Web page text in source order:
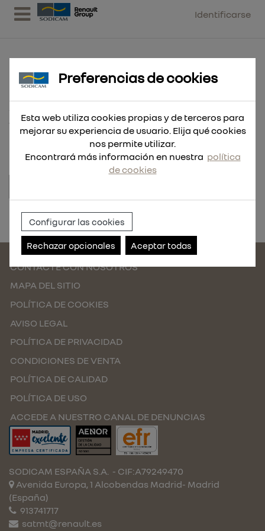
Identificarse
ANCL.B-SN U M12X345/251/266 ZN
10 UND
Referencia:1012983-10
CONTACTE CON NOSOTROS
MAPA DEL SITIO
POLÍTICA DE COOKIES
AVISO LEGAL
POLÍTICA DE PRIVACIDAD
CONDICIONES DE VENTA
POLÍTICA DE CALIDAD
POLÍTICA DE USO
ACCEDE A NUESTRO CANAL DE DENUNCIAS
SODICAM ESPAÑA S.A. - CIF:A79249470
Avenida Europa, 1 Alcobendas Madrid- Madrid
(España)
913741717
satmt@renault.es
Preferencias de cookies
Esta web utiliza cookies propias y de terceros para
mejorar su experiencia de usuario. Elija qué cookies
nos permite utilizar.
Encontrará más información en nuestra política
de cookies
Configurar las cookies
Rechazar opcionales Aceptar todas